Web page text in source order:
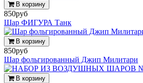
В корзину
850руб
Шар ФИГУРА Танк
В корзину
850руб
Шар фольгированный Джип Милитари
В корзину